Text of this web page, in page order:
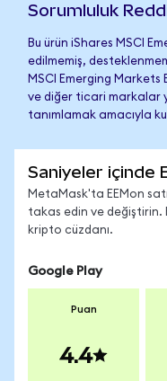
Sorumluluk
Bu ürün iShares MSCI
edilmemiş,
MSCI Emerging Markets
ve diğer ticari markalar
tanımlamak amacıyla
Saniyeler içinde
MetaMask'ta EEMon
takas edin ve değiştirin.
kripto cüzdanı.
Google Play
Puan
4.4